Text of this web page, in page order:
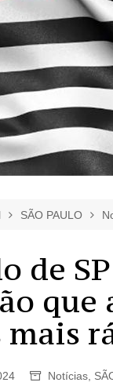
SÃO PAULO
de
que
mais
Notícias,